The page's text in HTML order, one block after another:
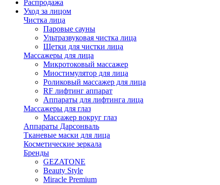
Распродажа
Уход за лицом
Чистка лица
Паровые сауны
Ультразвуковая чистка лица
Щетки для чистки лица
Массажеры для лица
Микротоковый массажер
Миостимулятор для лица
Роликовый массажер для лица
RF лифтинг аппарат
Аппараты для лифтинга лица
Массажеры для глаз
Массажер вокруг глаз
Аппараты Дарсонваль
Тканевые маски для лица
Косметические зеркала
Бренды
GEZATONE
Beauty Style
Miracle Premium